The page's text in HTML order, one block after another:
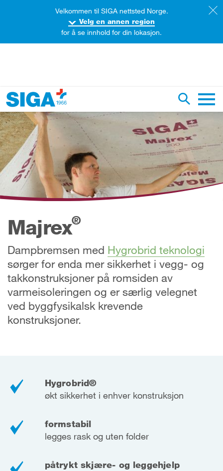
Aktiver/
på dette nettstedet
Majrex®
Dampbremsen med Hygrobrid teknologi
sørger for enda mer sikkerhet i vegg- og
takkonstruksjoner på romsiden av
varmeisoleringen og er særlig velegnet
ved byggfysikalsk krevende
konstruksjoner.
Hygrobrid®
økt sikkerhet i enhver konstruksjon
formstabil
legges rask og uten folder
påtrykt skjære- og leggehjelp
Velkommen til SIGA nettsted Norge.
Velg en annen region
for å se innhold for din lokasjon.